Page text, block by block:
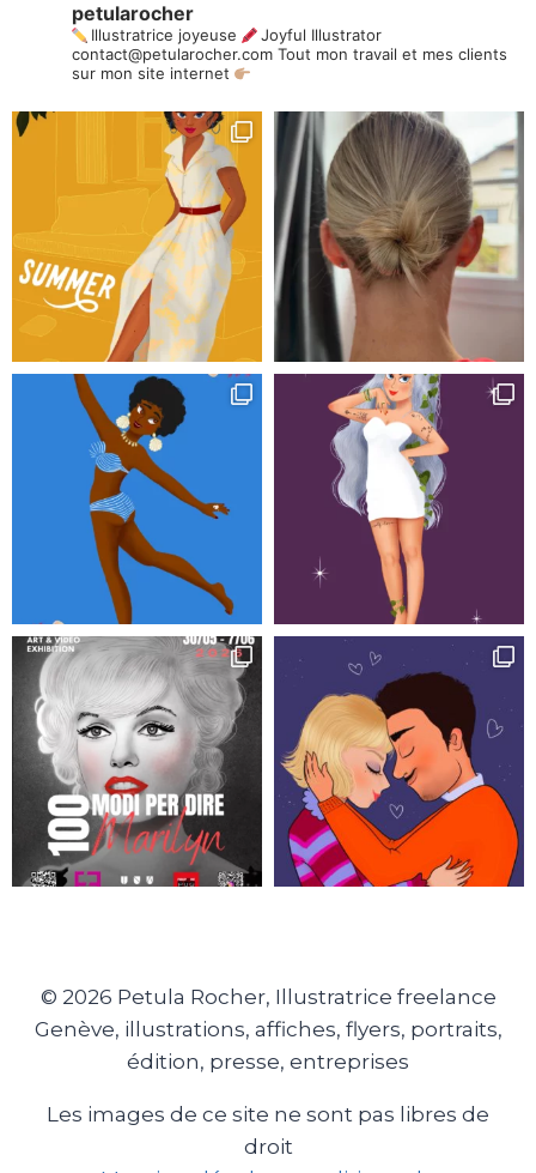
petularocher
Illustratrice joyeuse
Joyful Illustrator
contact@petularocher.com Tout mon travail et mes clients
sur mon site internet
© 2026 Petula Rocher, Illustratrice freelance
Genève, illustrations, affiches, flyers, portraits,
édition, presse, entreprises
Les images de ce site ne sont pas libres de
droit